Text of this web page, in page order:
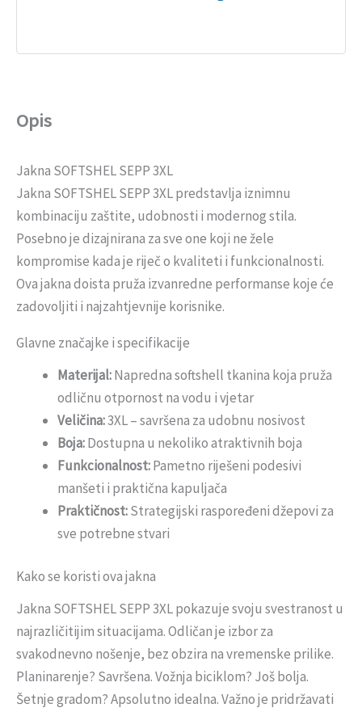
Opis
Jakna SOFTSHEL SEPP 3XL
Jakna SOFTSHEL SEPP 3XL predstavlja iznimnu
kombinaciju zaštite, udobnosti i modernog stila.
Posebno je dizajnirana za sve one koji ne žele
kompromise kada je riječ o kvaliteti i funkcionalnosti.
Ova jakna doista pruža izvanredne performanse koje će
zadovoljiti i najzahtjevnije korisnike.
Glavne značajke i specifikacije
Materijal:Napredna softshell tkanina koja pruža
odličnu otpornost na vodu i vjetar
Veličina:3XL – savršena za udobnu nosivost
Boja:Dostupna u nekoliko atraktivnih boja
Funkcionalnost:Pametno riješeni podesivi
manšeti i praktična kapuljača
Praktičnost:Strategijski raspoređeni džepovi za
sve potrebne stvari
Kako se koristi ova jakna
Jakna SOFTSHEL SEPP 3XL pokazuje svoju svestranost u
najrazličitijim situacijama. Odličan je izbor za
svakodnevno nošenje, bez obzira na vremenske prilike.
Planinarenje? Savršena. Vožnja biciklom? Još bolja.
Šetnje gradom? Apsolutno idealna. Važno je pridržavati